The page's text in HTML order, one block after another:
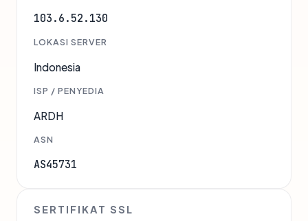
103.6.52.130
LOKASI SERVER
Indonesia
ISP / PENYEDIA
ARDH
ASN
AS45731
SERTIFIKAT SSL